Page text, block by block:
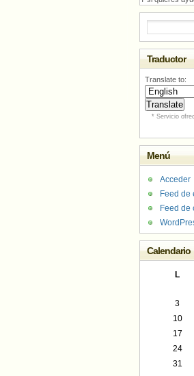
Traductor
Translate to:
* Servicio
Menú
Acceder
Feed de
Feed de
Calendario
L
3
10
17
24
31